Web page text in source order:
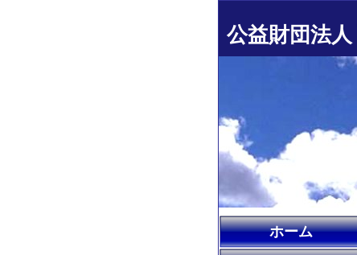
公益財団法人
ホーム